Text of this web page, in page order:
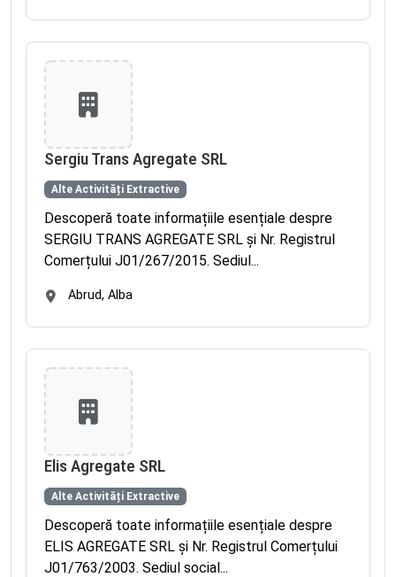
Sergiu Trans Agregate SRL
Alte Activități Extractive
Descoperă toate informațiile esențiale despre
SERGIU TRANS AGREGATE SRL și Nr. Registrul
Comerțului J01/267/2015. Sediul...
Abrud, Alba
Elis Agregate SRL
Alte Activități Extractive
Descoperă toate informațiile esențiale despre
ELIS AGREGATE SRL și Nr. Registrul Comerțului
J01/763/2003. Sediul social...